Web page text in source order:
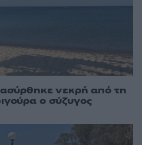
νεκρή από τη
ο σύζυγος